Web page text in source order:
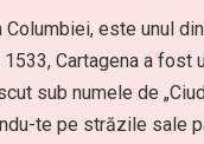
este unul
Cartagena a
sub numele de
te pe străzile sale